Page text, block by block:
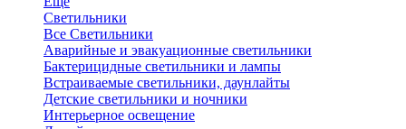
Светильники
Все Светильники
Аварийные и эвакуационные светильники
Бактерицидные светильники и лампы
Встраиваемые светильники, даунлайты
Детские светильники и ночники
Интерьерное освещение